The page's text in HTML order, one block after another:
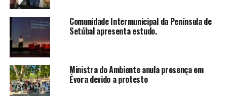
Comunidade Intermunicipal da Península de
Setúbal apresenta estudo.
Ministra do Ambiente anula presença em
Évora devido a protesto